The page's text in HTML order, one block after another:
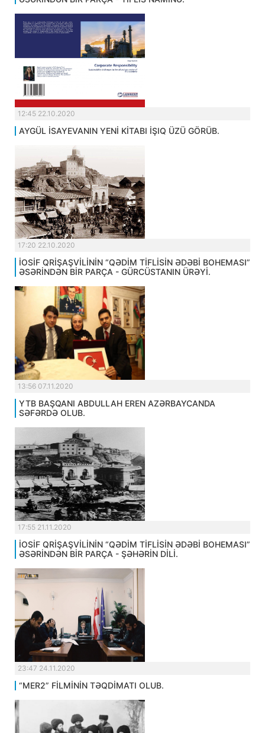
12:45 22.10.2020
AYGÜL İSAYEVANIN YENİ KİTABI İŞIQ ÜZÜ GÖRÜB.
17:20 22.10.2020
İOSİF QRİŞAŞVİLİNİN “QƏDİM TİFLİSİN ƏDƏBİ BOHEMASI”
ƏSƏRİNDƏN BİR PARÇA - GÜRCÜSTANIN ÜRƏYİ.
13:56 07.11.2020
YTB BAŞQANI ABDULLAH EREN AZƏRBAYCANDA
SƏFƏRDƏ OLUB.
17:55 21.11.2020
İOSİF QRİŞAŞVİLİNİN “QƏDİM TİFLİSİN ƏDƏBİ BOHEMASI”
ƏSƏRİNDƏN BİR PARÇA - ŞƏHƏRİN DİLİ.
23:47 24.11.2020
“MER2” FİLMİNİN TƏQDİMATI OLUB.